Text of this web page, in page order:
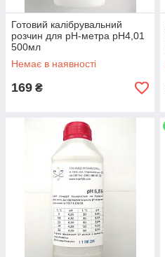
Готовий калібрувальний
розчин для рН-метра рН4,01
500мл
Немає в наявності
169 ₴